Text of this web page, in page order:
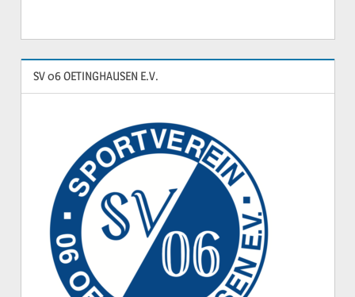
SV 06 OETINGHAUSEN E.V.